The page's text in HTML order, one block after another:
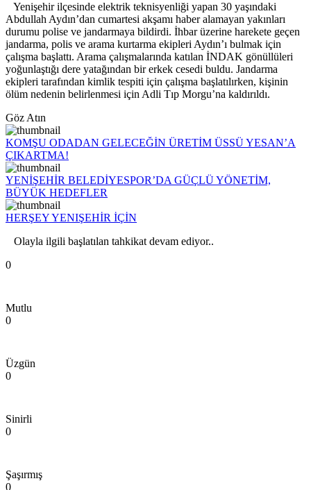
Yenişehir ilçesinde elektrik teknisyenliği yapan 30 yaşındaki
Abdullah Aydın’dan cumartesi akşamı haber alamayan yakınları
durumu polise ve jandarmaya bildirdi. İhbar üzerine harekete geçen
jandarma, polis ve arama kurtarma ekipleri Aydın’ı bulmak için
çalışma başlattı. Arama çalışmalarında katılan İNDAK gönüllüleri
yoğunlaştığı dere yatağından bir erkek cesedi buldu. Jandarma
ekipleri tarafından kimlik tespiti için çalışma başlatılırken, kişinin
ölüm nedenin belirlenmesi için Adli Tıp Morgu’na kaldırıldı.
Göz Atın
KOMŞU ODADAN GELECEĞİN ÜRETİM ÜSSÜ YESAN’A
ÇIKARTMA!
YENİŞEHİR BELEDİYESPOR’DA GÜÇLÜ YÖNETİM,
BÜYÜK HEDEFLER
HERŞEY YENIŞEHİR İÇİN
Olayla ilgili başlatılan tahkikat devam ediyor..
0
Mutlu
0
Üzgün
0
Sinirli
0
Şaşırmış
0